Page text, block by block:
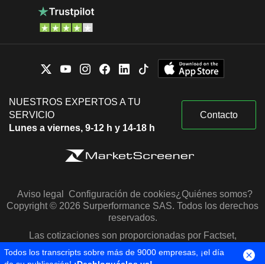
NUESTROS EXPERTOS A TU
SERVICIO
Lunes a viernes, 9-12 h y 14-18 h
Contacto
Aviso legal Configuración de cookies¿Quiénes somos?
Copyright © 2026 Surperformance SAS. Todos los derechos
reservados.
Las cotizaciones son proporcionadas por Factset,
Morningstar y S&P Capital IQ
Todos los transcripts sobre más de 9000 empresas, ¡el día